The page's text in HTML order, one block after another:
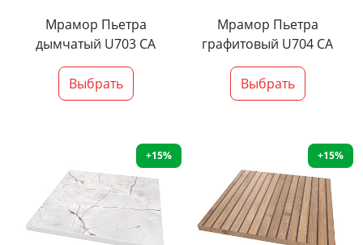
Мрамор Пьетра
дымчатый U703 CA
Выбрать
Мрамор Пьетра
графитовый U704 CA
Выбрать
+15% +15%